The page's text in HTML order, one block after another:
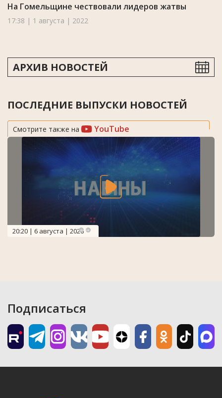
На Гомельщине чествовали лидеров жатвы
17:38 | 1 августа | 2022
АРХИВ НОВОСТЕЙ
ПОСЛЕДНИЕ ВЫПУСКИ НОВОСТЕЙ
Смотрите также на YouTube
20:20 | 6 августа | 2026
Подписаться